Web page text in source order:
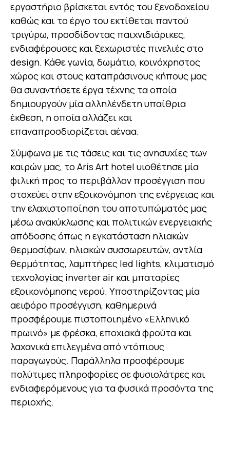
εργαστήριο βρίσκεται εντός του ξενοδοχείου
καθώς και το έργο του εκτίθεται παντού
τριγύρω, προσδίδοντας παιχνιδιάρικες,
ενδιαφέρουσες και ξεχωριστές πινελιές στο
design. Κάθε γωνία, δωμάτιο, κοινόχρηστος
χώρος και στους καταπράσινους κήπους μας
θα συναντήσετε έργα τέχνης τα οποία
δημιουργούν μία αλληλένδετη υπαίθρια
έκθεση, η οποία αλλάζει και
επαναπροσδιορίζεται αέναα.
Σύμφωνα με τις τάσεις και τις ανησυχίες των
καιρών μας, το Aris Art hotel υιοθέτησε μία
φιλική προς το περιβάλλον προσέγγιση που
στοχεύει στην εξοικονόμηση της ενέργειας και
την ελαχιστοποίηση του αποτυπώματός μας
μέσω ανακύκλωσης και πολιτικών ενεργειακής
απόδοσης όπως η εγκατάσταση ηλιακών
θερμοσίφων, ηλιακών συσσωρευτών, αντλία
θερμότητας, λαμπτήρες led lights, κλιματισμό
τεχνολογίας inverter air και μπαταρίες
εξοικονόμησης νερού. Υποστηρίζοντας μία
αειφόρο προσέγγιση, καθημερινά
προσφέρουμε πιστοποιημένο «Ελληνικό
πρωινό» με φρέσκα, εποχιακά φρούτα και
λαχανικά επιλεγμένα από ντόπιους
παραγωγούς. Παράλληλα προσφέρουμε
πολύτιμες πληροφορίες σε φυσιολάτρες και
ενδιαφερόμενους για τα φυσικά προσόντα της
περιοχής.